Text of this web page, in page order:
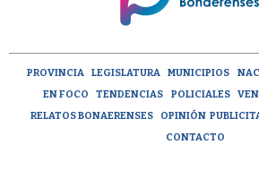
PROVINCIA LEGISLATURA MUNICIPIOS
EN FOCO
TENDENCIAS POLICIALES
RELATOS BONAERENSES
OPINIÓN
CONTACTO